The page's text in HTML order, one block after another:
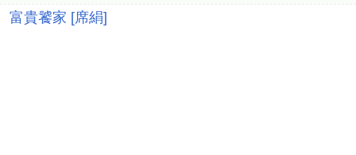
富貴饕家 [席絹]